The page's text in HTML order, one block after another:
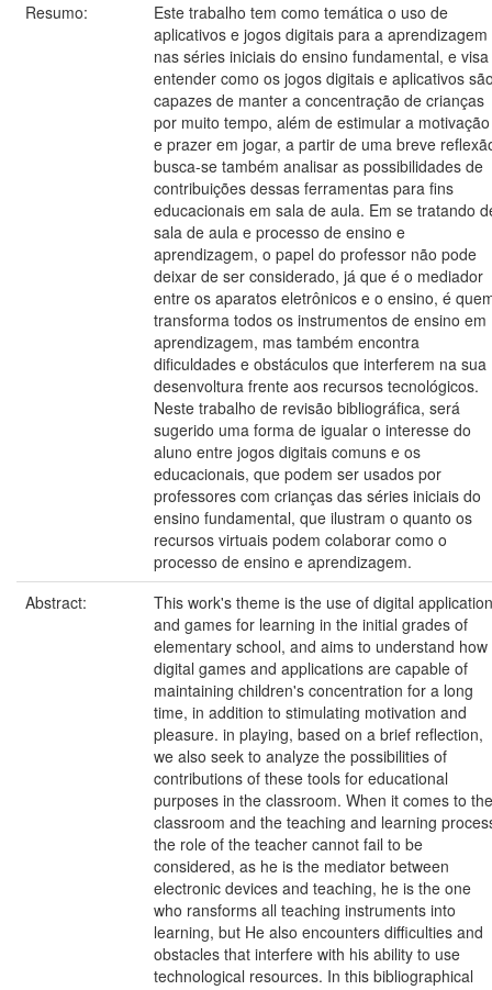
Resumo:
Este trabalho tem como temática o uso de
aplicativos e jogos digitais para a aprendizagem
nas séries iniciais do ensino fundamental, e visa
entender como os jogos digitais e aplicativos
capazes de manter a concentração de crianças
por muito tempo, além de estimular a motivação
e prazer em jogar, a partir de uma breve
busca-se também analisar as possibilidades de
contribuições dessas ferramentas para fins
educacionais em sala de aula. Em se tratando
sala de aula e processo de ensino e
aprendizagem, o papel do professor não pode
deixar de ser considerado, já que é o mediador
entre os aparatos eletrônicos e o ensino, é
transforma todos os instrumentos de ensino em
aprendizagem, mas também encontra
dificuldades e obstáculos que interferem na sua
desenvoltura frente aos recursos tecnológicos.
Neste trabalho de revisão bibliográfica, será
sugerido uma forma de igualar o interesse do
aluno entre jogos digitais comuns e os
educacionais, que podem ser usados por
professores com crianças das séries iniciais do
ensino fundamental, que ilustram o quanto os
recursos virtuais podem colaborar como o
processo de ensino e aprendizagem.
Abstract:
This work's theme is the use of digital
and games for learning in the initial grades of
elementary school, and aims to understand how
digital games and applications are capable of
maintaining children's concentration for a long
time, in addition to stimulating motivation and
pleasure. in playing, based on a brief reflection,
we also seek to analyze the possibilities of
contributions of these tools for educational
purposes in the classroom. When it comes to the
classroom and the teaching and learning
the role of the teacher cannot fail to be
considered, as he is the mediator between
electronic devices and teaching, he is the one
who ransforms all teaching instruments into
learning, but He also encounters difficulties and
obstacles that interfere with his ability to use
technological resources. In this bibliographical